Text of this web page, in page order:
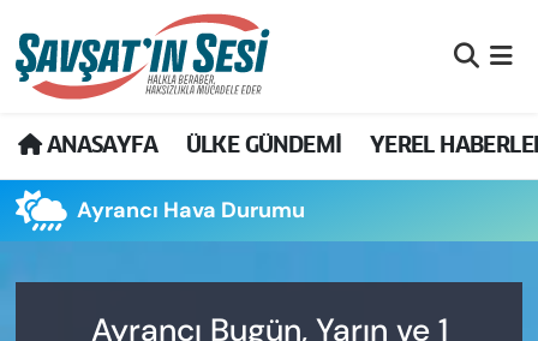
ANASAYFA ÜLKE GÜNDEMİ YEREL
Ayrancı Hava Durumu
Ayrancı Bugün, Yarın ve 1
Artvin Nöbetçi Eczaneler
Artvin Hava Durumu
Artvin Namaz Vakitleri